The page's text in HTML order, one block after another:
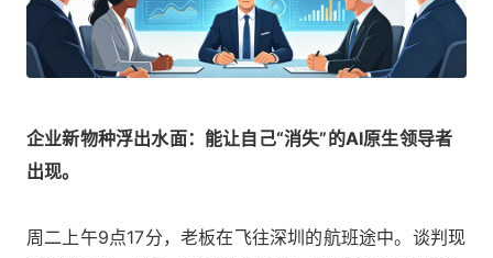
企业新物种浮出水面：能让自己“消失”的AI原生领导者
出现。
周二上午9点17分，老板在飞往深圳的航班途中。谈判现